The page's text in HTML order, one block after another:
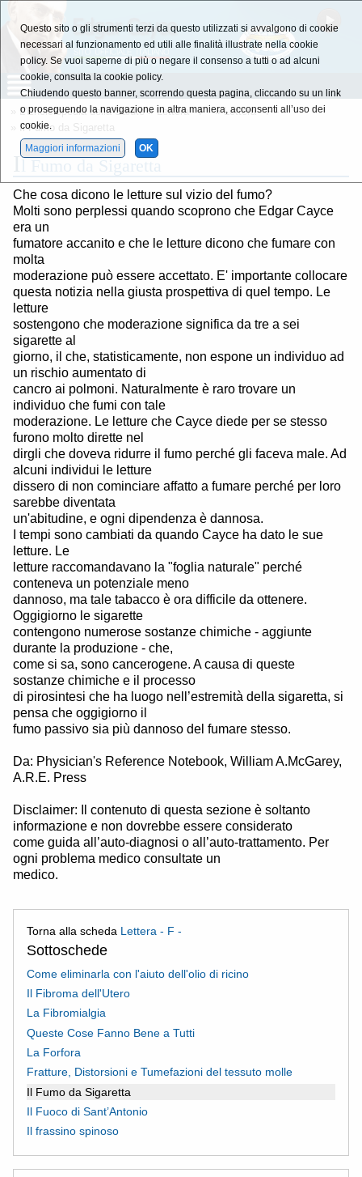
L'Enciclopedia della Salute » Lettera - F - »Lettera - F -
» Il Fumo da Sigaretta
Il Fumo da Sigaretta
Che cosa dicono le letture sul vizio del fumo?
Molti sono perplessi quando scoprono che Edgar Cayce
era un
fumatore accanito e che le letture dicono che fumare con
molta
moderazione può essere accettato. E' importante collocare
questa notizia nella giusta prospettiva di quel tempo. Le
letture
sostengono che moderazione significa da tre a sei
sigarette al
giorno, il che, statisticamente, non espone un individuo ad
un rischio aumentato di
cancro ai polmoni. Naturalmente è raro trovare un
individuo che fumi con tale
moderazione. Le letture che Cayce diede per se stesso
furono molto dirette nel
dirgli che doveva ridurre il fumo perché gli faceva male. Ad
alcuni individui le letture
dissero di non cominciare affatto a fumare perché per loro
sarebbe diventata
un'abitudine, e ogni dipendenza è dannosa.
I tempi sono cambiati da quando Cayce ha dato le sue
letture. Le
letture raccomandavano la "foglia naturale" perché
conteneva un potenziale meno
dannoso, ma tale tabacco è ora difficile da ottenere.
Oggigiorno le sigarette
contengono numerose sostanze chimiche - aggiunte
durante la produzione - che,
come si sa, sono cancerogene. A causa di queste
sostanze chimiche e il processo
di pirosintesi che ha luogo nell’estremità della sigaretta, si
pensa che oggigiorno il
fumo passivo sia più dannoso del fumare stesso.
Da: Physician's Reference Notebook, William A.McGarey,
A.R.E. Press
Disclaimer: Il contenuto di questa sezione è soltanto
informazione e non dovrebbe essere considerato
come guida all’auto-diagnosi o all’auto-trattamento. Per
ogni problema medico consultate un
medico.
Torna alla scheda Lettera - F -
Sottoschede
Come eliminarla con l'aiuto dell'olio di ricino
Il Fibroma dell'Utero
La Fibromialgia
Queste Cose Fanno Bene a Tutti
La Forfora
Fratture, Distorsioni e Tumefazioni del tessuto molle
Il Fumo da Sigaretta
Il Fuoco di Sant’Antonio
Il frassino spinoso
Questo sito o gli strumenti terzi da questo utilizzati si avvalgono di cookie
necessari al funzionamento ed utili alle finalità illustrate nella cookie
policy. Se vuoi saperne di più o negare il consenso a tutti o ad alcuni
cookie, consulta la cookie policy.
Chiudendo questo banner, scorrendo questa pagina, cliccando su un link
o proseguendo la navigazione in altra maniera, acconsenti all’uso dei
cookie.
Maggiori informazioni
OK